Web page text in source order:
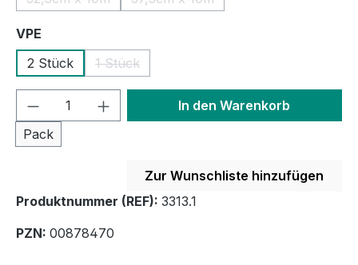
(Diese Option ist zurzeit nicht verfügbar.)
(Diese Option ist zurzeit nicht
VPE
2 Stück
1 Stück
(Diese Option ist zurzeit nicht verfügbar.)
Produkt Anzahl: Gib den
Pack
In den Warenkorb
Zur Wunschliste hinzufügen
Produktnummer (REF): 3313.1
PZN: 00878470